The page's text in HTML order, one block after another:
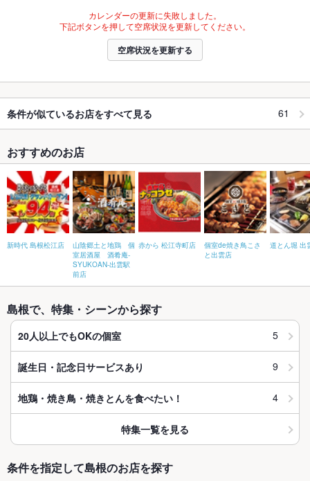
カレンダーの更新に失敗しました。
下記ボタンを押して空席状況を更新してください。
空席状況を更新する
条件が似ているお店をすべて見る 61
おすすめのお店
新時代 島根松江店
山陰郷土と地鶏 個
室居酒屋 酒肴庵-
SYUKOAN-出雲駅
前店
赤から 松江寺町店
個室de焼き鳥こさ
と出雲店
道とん堀 出
島根で、特集・シーンから探す
20人以上でもOKの個室 5
誕生日・記念日サービスあり 9
地鶏・焼き鳥・焼きとんを食べたい！ 4
特集一覧を見る
条件を指定して島根のお店を探す